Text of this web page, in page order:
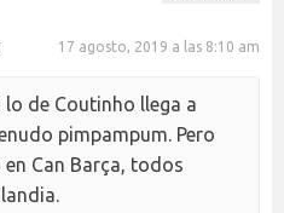
17 agosto, 2019 a las 8:10 am
lo de Coutinho llega a
pimpampum. Pero
Can Barça, todos